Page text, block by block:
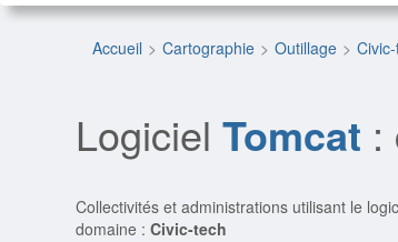
Accueil Cartographie Outillage
LogicielTomcat :
Collectivités et administrations utilisant le
domaine :Civic-tech